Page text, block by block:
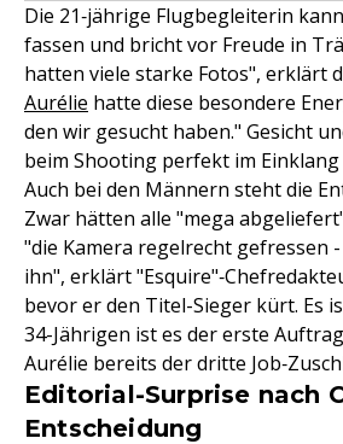
Die 21‑jährige Flugbegleiterin
fassen und bricht vor Freude in
hatten viele starke Fotos", erklärt
Aurélie hatte diese besondere
den wir gesucht haben." Gesicht
beim Shooting perfekt im Einklang
Auch bei den Männern steht die
Zwar hätten alle "mega
"die Kamera regelrecht gefressen
ihn", erklärt
bevor er den Titel-Sieger kürt. Es
34-Jährigen ist es der erste
Aurélie bereits der dritte
Editorial-Surprise nach
Entscheidung